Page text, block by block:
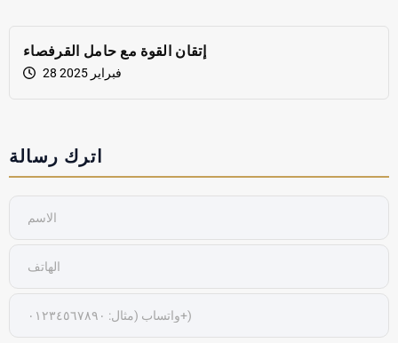
إتقان القوة مع حامل القرفصاء
28 فبراير 2025
اترك رسالة